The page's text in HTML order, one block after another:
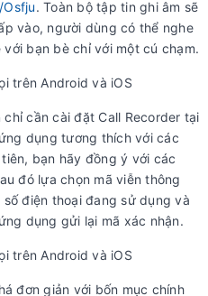
. Toàn bộ tập tin ghi âm sẽ
vào, người dùng có thể nghe
bạn bè chỉ với một cú chạm.
cần cài đặt Call Recorder tại
dụng tương thích với các
bạn hãy đồng ý với các
đó lựa chọn mã viễn thông
điện thoại đang sử dụng và
dụng gửi lại mã xác nhận.
đơn giản với bốn mục chính